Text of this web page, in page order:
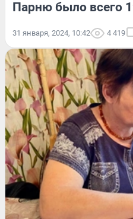
Парню было всего
31 января, 2024, 10:42 4 419